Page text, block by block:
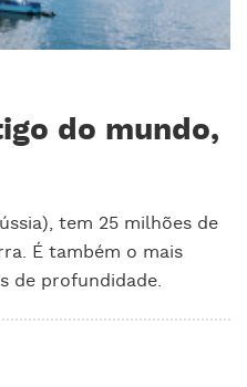
do mundo,
tem 25 milhões de
É também o mais
de profundidade.